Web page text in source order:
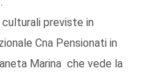
previste in
Cna Pensionati in
Marina che vede la